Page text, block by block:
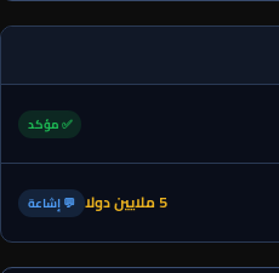
✅ مؤكد
5 ملايين دولا 💬 إشاعة